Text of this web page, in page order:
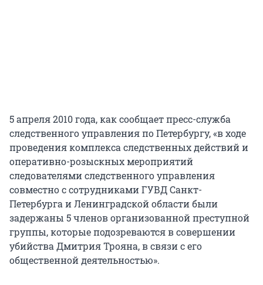
5 апреля 2010 года, как сообщает пресс-служба
следственного управления по Петербургу, «в ходе
проведения комплекса следственных действий и
оперативно-розыскных мероприятий
следователями следственного управления
совместно с сотрудниками ГУВД Санкт-
Петербурга и Ленинградской области были
задержаны 5 членов организованной преступной
группы, которые подозреваются в совершении
убийства Дмитрия Трояна, в связи с его
общественной деятельностью».